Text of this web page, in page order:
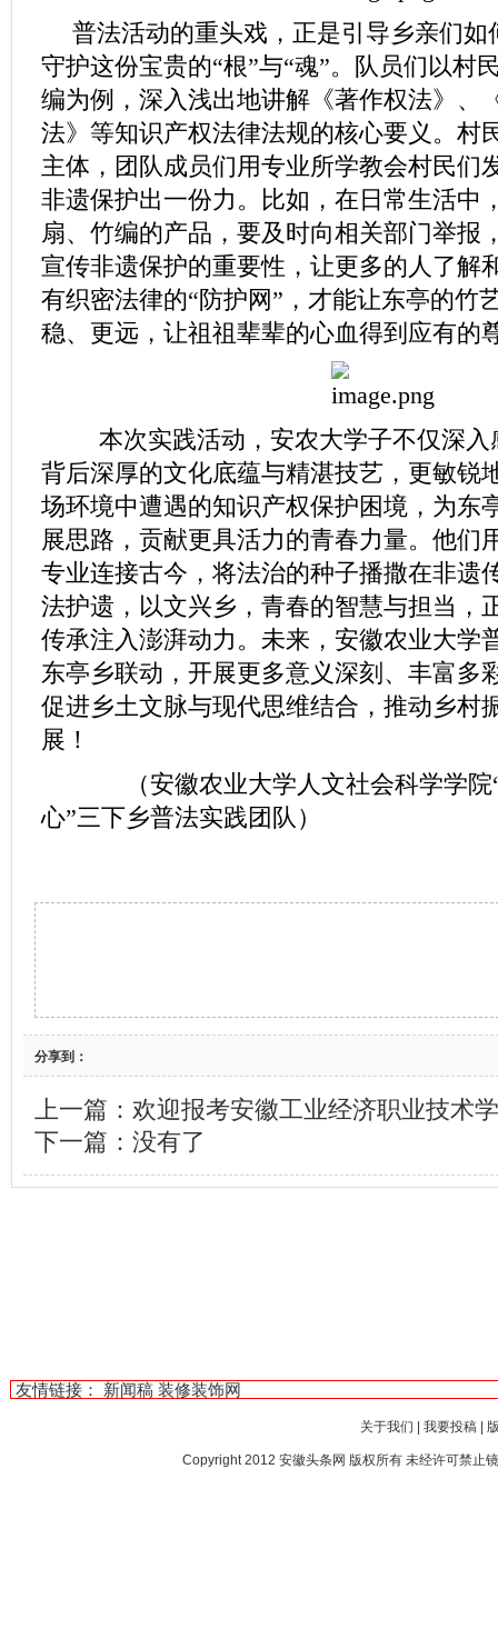
普法活动的重头戏，正是引导乡亲们如
守护这份宝贵的“根”与“魂”。队员们以村
编为例，深入浅出地讲解《著作权法》、
法》等知识产权法律法规的核心要义。村
主体，团队成员们用专业所学教会村民们
非遗保护出一份力。比如，在日常生活中
扇、竹编的产品，要及时向相关部门举报
宣传非遗保护的重要性，让更多的人了解
有织密法律的“防护网”，才能让东亭的竹
稳、更远，让祖祖辈辈的心血得到应有的
本次实践活动，安农大学子不仅深入
背后深厚的文化底蕴与精湛技艺，更敏锐
场环境中遭遇的知识产权保护困境，为东
展思路，贡献更具活力的青春力量。他们
专业连接古今，将法治的种子播撒在非遗
法护遗，以文兴乡，青春的智慧与担当，
传承注入澎湃动力。未来，安徽农业大学
东亭乡联动，开展更多意义深刻、丰富多
促进乡土文脉与现代思维结合，推动乡村
展！
（安徽农业大学人文社会科学学院
心”三下乡普法实践团队）
分享到：
上一篇： 欢迎报考安徽工业经济职业技术
下一篇：没有了
友情链接： 新闻稿 装修装饰网
关于我们 我要投稿|
Copyright 2012 安徽头条网 版权所有 未经许可禁止